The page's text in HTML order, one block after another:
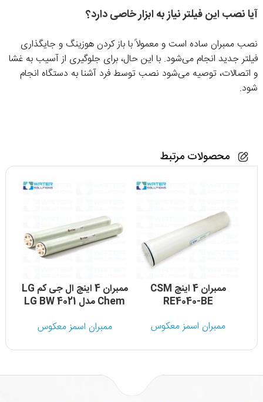
آیا نصب این فیلتر نیاز به ابزار خاصی دارد؟
نصب ممبران ساده است و معمولاً با باز کردن هوزینگ و جایگذاری
فیلتر جدید انجام می‌شود. با این حال، برای جلوگیری از آسیب به غشا
و اتصالات، توصیه می‌شود نصب توسط فرد آشنا به دستگاه انجام
شود.
محصولات مرتبط
ممبران 4 اینچ CSM
RE4040-BE
ممبران اسمز معکوس
ممبران 4 اینچ ال جی کم LG
Chem مدل LG BW 4021
ممبران اسمز معکوس